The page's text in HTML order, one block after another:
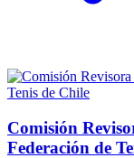
Comisión
Federación de